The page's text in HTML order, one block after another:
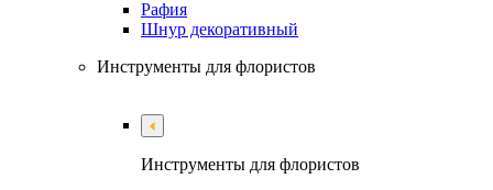
Рафия
Шнур декоративный
Инструменты для флористов
Инструменты для флористов